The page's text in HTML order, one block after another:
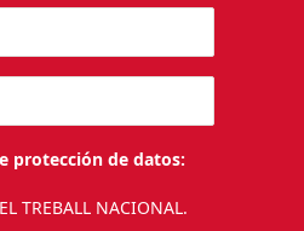
protección de datos:
TREBALL NACIONAL.